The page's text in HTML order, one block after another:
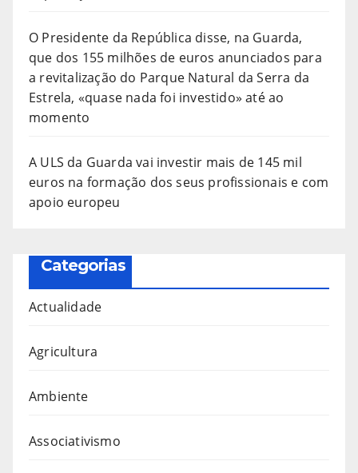
O Presidente da República disse, na Guarda,
que dos 155 milhões de euros anunciados para
a revitalização do Parque Natural da Serra da
Estrela, «quase nada foi investido» até ao
momento
A ULS da Guarda vai investir mais de 145 mil
euros na formação dos seus profissionais e com
apoio europeu
Categorias
Actualidade
Agricultura
Ambiente
Associativismo